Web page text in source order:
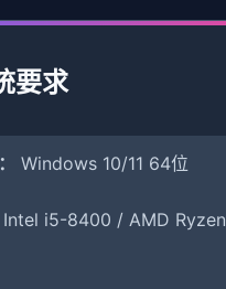
要求
Windows 10/11 64位
Intel i5-8400 / AMD Ryzen